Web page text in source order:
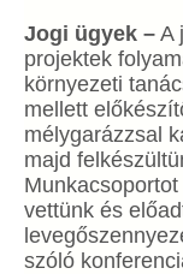
Jogi ügyek – A
projektek
környezeti
mellett
mélygarázzsal
majd
vettünk és
szóló